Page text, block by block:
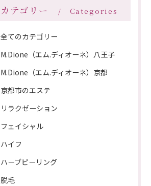
カテゴリー Categories
全てのカテゴリー
M.Dione（エム.ディオーネ）八王子
M.Dione（エム.ディオーネ）京都
京都市のエステ
リラクゼーション
フェイシャル
ハイフ
ハーブピーリング
脱毛